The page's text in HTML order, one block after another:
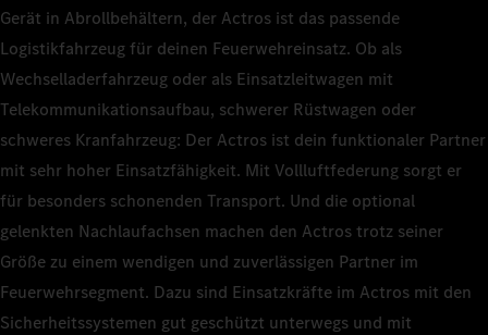
Gerät in Abrollbehältern, der Actros ist das passende
Logistikfahrzeug für deinen Feuerwehreinsatz. Ob als
Wechselladerfahrzeug oder als Einsatzleitwagen mit
Telekommunikationsaufbau, schwerer Rüstwagen oder
schweres Kranfahrzeug: Der Actros ist dein funktionaler Partner
mit sehr hoher Einsatzfähigkeit. Mit Vollluftfederung sorgt er
für besonders schonenden Transport. Und die optional
gelenkten Nachlaufachsen machen den Actros trotz seiner
Größe zu einem wendigen und zuverlässigen Partner im
Feuerwehrsegment. Dazu sind Einsatzkräfte im Actros mit den
Sicherheitssystemen gut geschützt unterwegs und mit